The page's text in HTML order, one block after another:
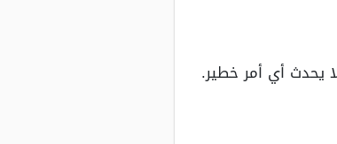
يحدث أي أمر خطير.